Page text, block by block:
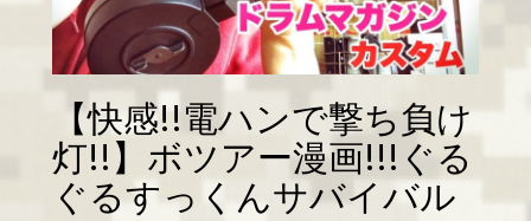
【快感!!電ハンで撃ち負け
灯!!】ボツアー漫画!!!ぐる
ぐるすっくんサバイバル